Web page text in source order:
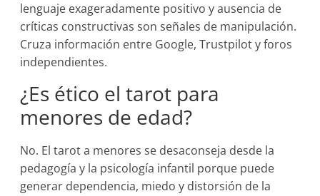
lenguaje exageradamente positivo y ausencia de
críticas constructivas son señales de manipulación.
Cruza información entre Google, Trustpilot y foros
independientes.
¿Es ético el tarot para
menores de edad?
No. El tarot a menores se desaconseja desde la
pedagogía y la psicología infantil porque puede
generar dependencia, miedo y distorsión de la